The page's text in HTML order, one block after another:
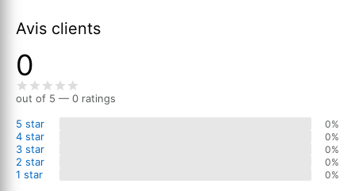
Avis clients
0
out of 5 — 0 ratings
5 star
0%
4 star 0%
3 star 0%
2 star 0%
1 star 0%